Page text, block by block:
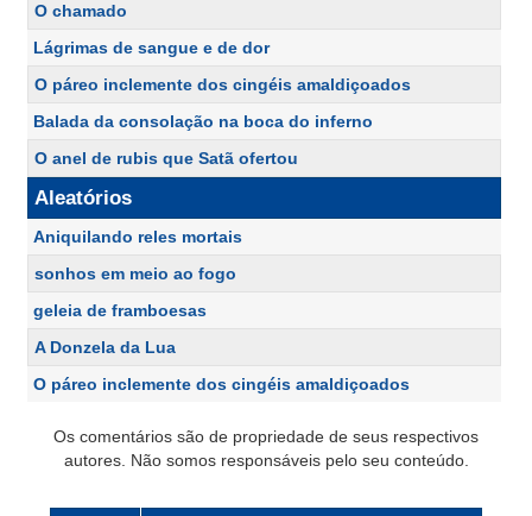
O chamado
Lágrimas de sangue e de dor
O páreo inclemente dos cingéis amaldiçoados
Balada da consolação na boca do inferno
O anel de rubis que Satã ofertou
Aleatórios
Aniquilando reles mortais
sonhos em meio ao fogo
geleia de framboesas
A Donzela da Lua
O páreo inclemente dos cingéis amaldiçoados
Os comentários são de propriedade de seus respectivos
autores. Não somos responsáveis pelo seu conteúdo.